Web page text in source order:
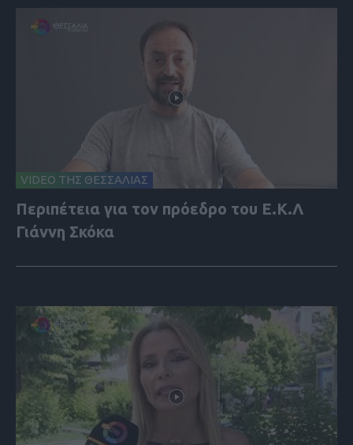
VIDEO ΤΗΣ ΘΕΣΣΑΛΙΑΣ
Περιπέτεια για τον πρόεδρο του Ε.Κ.Λ
Γιάννη Σκόκα